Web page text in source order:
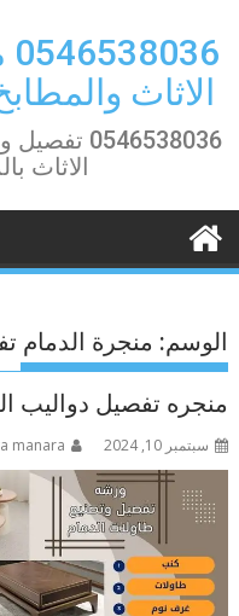
contentالاثاث
الاثاث
الوسم: منجرة الدمام
منجره تفصيل دواليب الدمام
سبتمبر 10, 2024 manara